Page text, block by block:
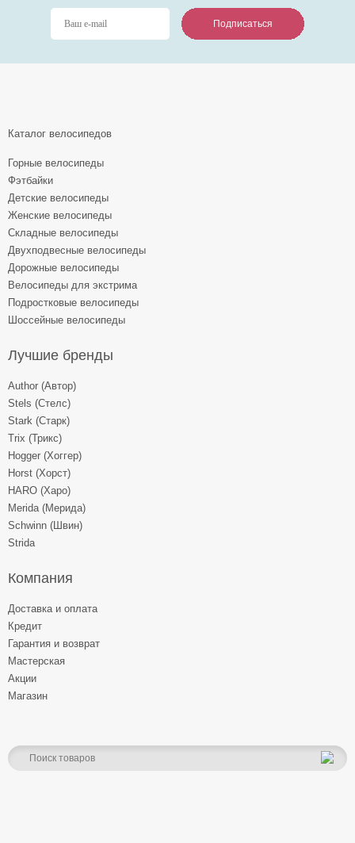
Подписаться
Подписаться
Подписаться
Каталог велосипедов
Горные велосипеды
Фэтбайки
Детские велосипеды
Женские велосипеды
Складные велосипеды
Двухподвесные велосипеды
Дорожные велосипеды
Велосипеды для экстрима
Подростковые велосипеды
Шоссейные велосипеды
Лучшие бренды
Author (Автор)
Stels (Стелс)
Stark (Старк)
Trix (Трикс)
Hogger (Хоггер)
Horst (Хорст)
HARO (Харо)
Merida (Мерида)
Schwinn (Швин)
Strida
Компания
Доставка и оплата
Кредит
Гарантия и возврат
Мастерская
Акции
Магазин